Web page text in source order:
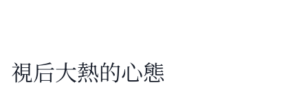
視后大熱的心態